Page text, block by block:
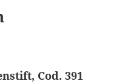
Cod. 391